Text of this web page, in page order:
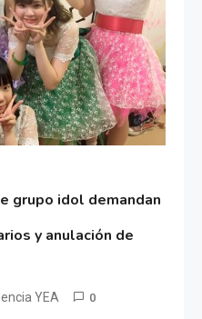
grupo idol demandan
y anulación de
YEA 0